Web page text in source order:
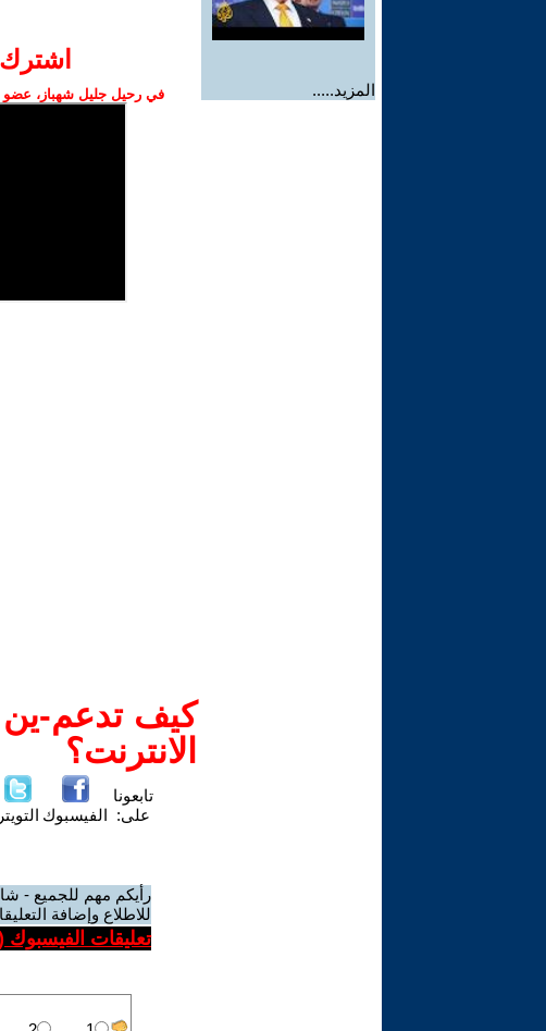
المزيد..... في رحيل جليل شهباز، عضو
كيف تدعم-ين
الانترنت؟
تابعونا
على: الفيسبوك التويتر
رأيكم مهم للجميع -
للاطلاع وإضافة
تعليقات الفيسبوك